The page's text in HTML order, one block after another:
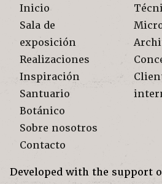
Inicio
Sala de
exposición
Realizaciones
Inspiración
Santuario
Botánico
Sobre nosotros
Contacto
Developed with the support